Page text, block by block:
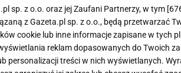
sp. z o.o. oraz jej Zaufani Partnerzy, w tym [
z Gazeta.pl sp. z o.o., będą przetwarzać
cookie lub inne informacje zapisane w tych
reklam dopasowanych do Twoich
personalizacji treści w nich wyświetlanych.